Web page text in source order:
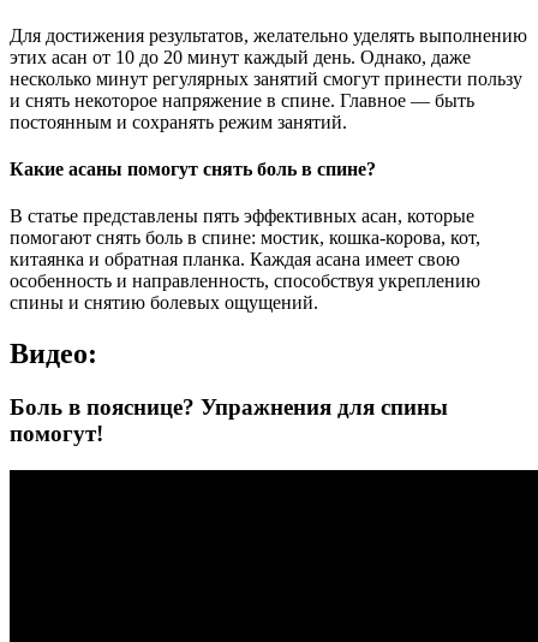
Для достижения результатов, желательно уделять выполнению
этих асан от 10 до 20 минут каждый день. Однако, даже
несколько минут регулярных занятий смогут принести пользу
и снять некоторое напряжение в спине. Главное — быть
постоянным и сохранять режим занятий.
Какие асаны помогут снять боль в спине?
В статье представлены пять эффективных асан, которые
помогают снять боль в спине: мостик, кошка-корова, кот,
китаянка и обратная планка. Каждая асана имеет свою
особенность и направленность, способствуя укреплению
спины и снятию болевых ощущений.
Видео:
Боль в пояснице? Упражнения для спины
помогут!